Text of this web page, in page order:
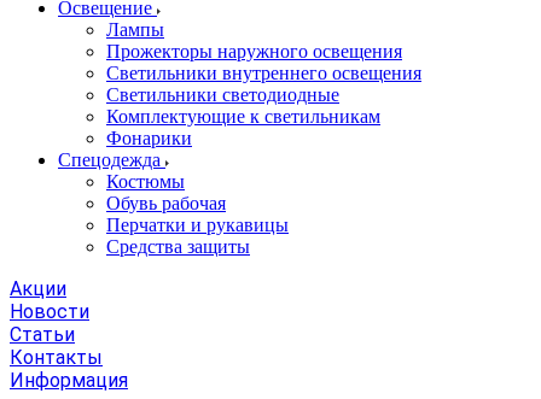
Освещение
Лампы
Прожекторы наружного освещения
Светильники внутреннего освещения
Светильники светодиодные
Комплектующие к светильникам
Фонарики
Спецодежда
Костюмы
Обувь рабочая
Перчатки и рукавицы
Средства защиты
Акции
Новости
Статьи
Контакты
Информация